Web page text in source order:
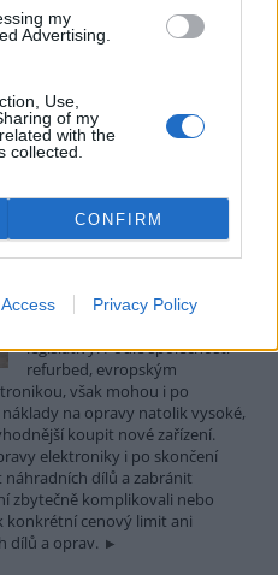
my
Advertising.
Use,
of my
with the
collected.
CONFIRM
Privacy Policy
července 2026 zahájení
zjišťovacího řízení pro záměr
vyjádření k vlivům této stavby na
do 13. srpna 2026.
právo na opravu.
levnější?
novou evropskou směrnici o
legislativy. Podle společnosti
refurbed, evropským
však mohou i po
na opravy natolik vysoké,
koupit nové zařízení.
elektroniky i po skončení
dílů a zabránit
zbytečně komplikovali nebo
konkrétní cenový limit ani
dílů a oprav.